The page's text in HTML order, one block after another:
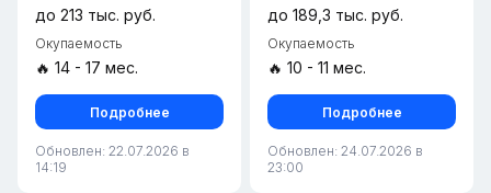
до 213 тыс. руб.
Окупаемость
🔥 14 - 17 мес.
Подробнее
Обновлен: 22.07.2026 в
14:19
до 189,3 тыс. руб.
Окупаемость
🔥 10 - 11 мес.
Подробнее
Обновлен: 24.07.2026 в
23:00